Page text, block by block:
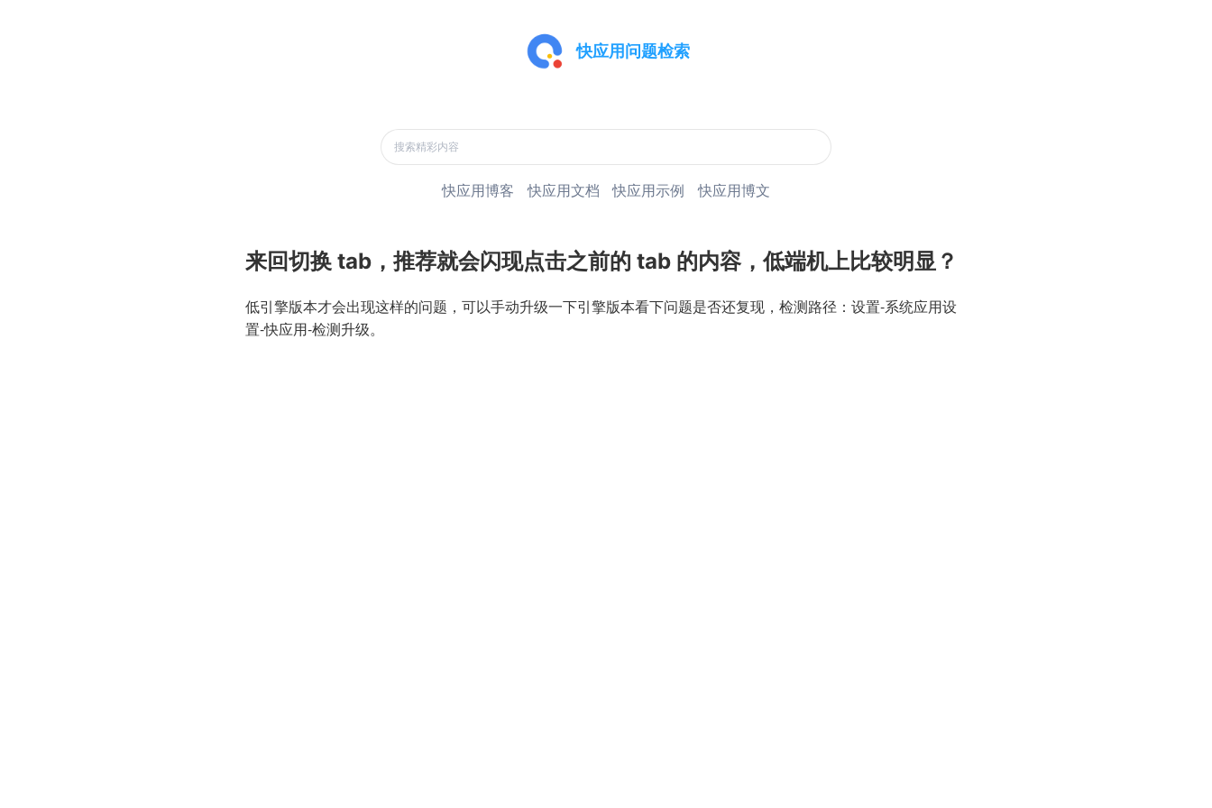
快应用问题检索
快应用博客 快应用文档 快应用示例 快应用博文
来回切换 tab，推荐就会闪现点击之前的 tab 的内容，低端机上比较明显？
低引擎版本才会出现这样的问题，可以手动升级一下引擎版本看下问题是否还复现，检测路径：设置-系统应用设
置-快应用-检测升级。